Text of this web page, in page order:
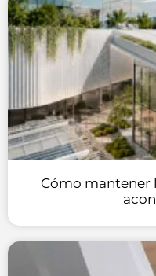
Cómo mantener